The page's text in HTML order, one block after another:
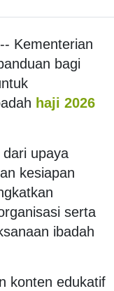
Kementerian
bagi
haji 2026
upaya
kesiapan
serta
ibadah
konten edukatif